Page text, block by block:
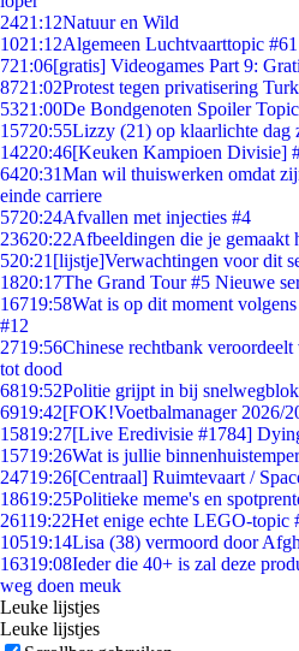
2421:12Natuur en Wild
1021:12Algemeen Luchtvaarttopic #61
721:06[gratis] Videogames Part 9:
8721:02Protest tegen privatisering
5321:00De Bondgenoten Spoiler
15720:55Lizzy (21) op klaarlichte dag
14220:46[Keuken Kampioen Divisie]
6420:31Man wil thuiswerken omdat
einde carriere
5720:24Afvallen met injecties #4
23620:22Afbeeldingen die je gemaakt
520:21 [lijstje]Verwachtingen voor dit
1820:17The Grand Tour #5 Nieuwe
16719:58Wat is op dit moment
#12
2719:56Chinese rechtbank
tot dood
6819:52Politie grijpt in bij
6919:42[FOK!Voetbalmanager 2026/
15819:27[Live Eredivisie #1784]
15719:26Wat is jullie
24719:26[Centraal] Ruimtevaart /
18619:25Politieke meme's en
26119:22Het enige echte LEGO-
10519:14Lisa (38) vermoord door
16319:08Ieder die 40+ is zal deze
weg doen meuk
Leuke lijstjes
Leuke lijstjes